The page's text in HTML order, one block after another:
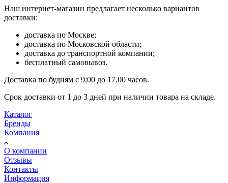
Наш интернет-магазин предлагает несколько вариантов
доставки:
доставка по Москве;
доставка по Московской области;
доставка до транспортной компании;
бесплатный самовывоз.
Доставка по будням с 9:00 до 17.00 часов.
Срок доставки от 1 до 3 дней при наличии товара на складе.
Каталог
Бренды
Компания
О компании
Отзывы
Контакты
Информация